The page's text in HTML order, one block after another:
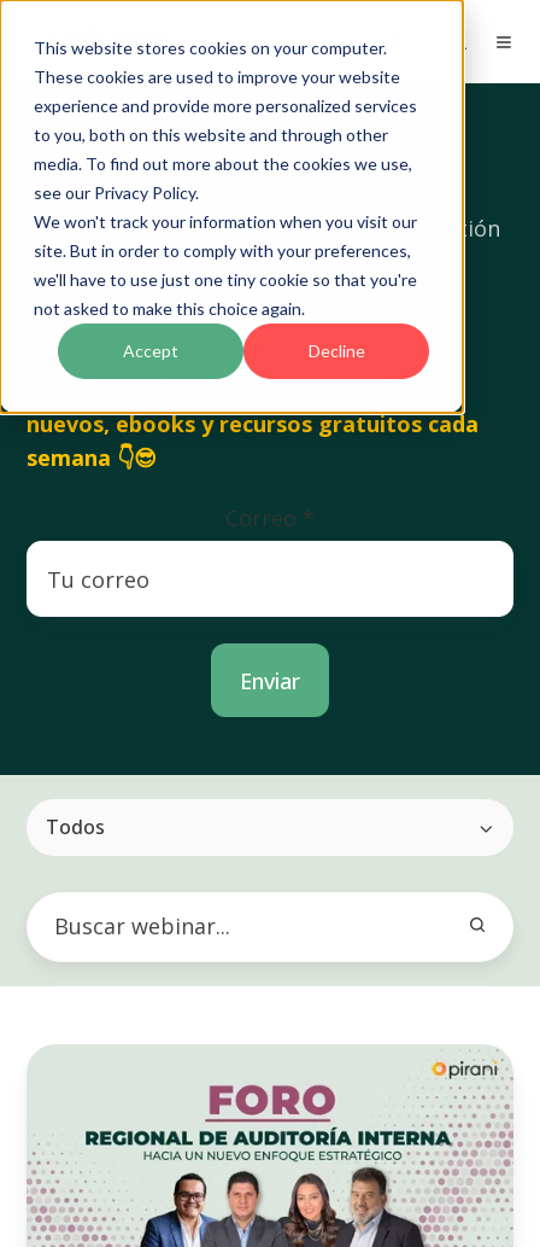
This website stores cookies on your computer.
These cookies are used to improve your website
experience and provide more personalized services
to you, both on this website and through other
media. To find out more about the cookies we use,
see our Privacy Policy.
We won't track your information when you visit our
site. But in order to comply with your preferences,
we'll have to use just one tiny cookie so that you're
not asked to make this choice again.
Accept Decline
ES
Videos|webinars
Mira nuestros videos grabados sobre gestión
de riesgos, seguridad de la información,
cumplimento normativo y prevención de
lavado y fraude.
nuevos, ebooks y recursos gratuitos cada
semana 👇😎
Correo *
Todos
Revive
Foro
Regional
de
Auditoría